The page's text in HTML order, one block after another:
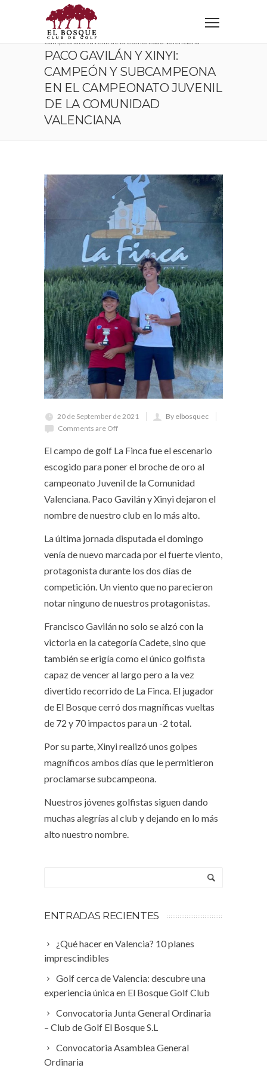
Home
Sin categoría
Paco Gavilán y Xinyi: campeón y subcampeona en el
Campeonato Juvenil de la Comunidad Valenciana
PACO GAVILÁN Y XINYI:
CAMPEÓN Y SUBCAMPEONA
EN EL CAMPEONATO JUVENIL
DE LA COMUNIDAD
VALENCIANA
20 de September de 2021
By elbosquec
Comments are Off
El campo de golf La Finca fue el escenario
escogido para poner el broche de oro al
campeonato Juvenil de la Comunidad
Valenciana. Paco Gavilán y Xinyi dejaron el
nombre de nuestro club en lo más alto.
La última jornada disputada el domingo
venía de nuevo marcada por el fuerte viento,
protagonista durante los dos días de
competición. Un viento que no parecieron
notar ninguno de nuestros protagonistas.
Francisco Gavilán no solo se alzó con la
victoria en la categoría Cadete, sino que
también se erigía como el único golfista
capaz de vencer al largo pero a la vez
divertido recorrido de La Finca. El jugador
de El Bosque cerró dos magníficas vueltas
de 72 y 70 impactos para un -2 total.
Por su parte, Xinyi realizó unos golpes
magníficos ambos días que le permitieron
proclamarse subcampeona.
Nuestros jóvenes golfistas siguen dando
muchas alegrías al club y dejando en lo más
alto nuestro nombre.
ENTRADAS RECIENTES
¿Qué hacer en Valencia? 10 planes
imprescindibles
Golf cerca de Valencia: descubre una
experiencia única en El Bosque Golf Club
Convocatoria Junta General Ordinaria
– Club de Golf El Bosque S.L
Convocatoria Asamblea General
Ordinaria